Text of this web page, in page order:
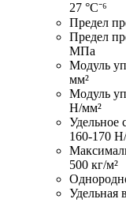
27 °С⁻⁶
Предел
Предел
МПа
Модуль
мм²
Модуль
Н/мм²
Удельное
160-170
500 кг/м²
Удельная